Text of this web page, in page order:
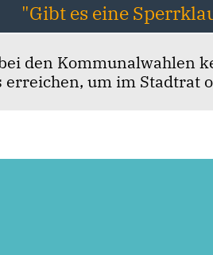
"Gibt es eine
den Kommunalwahlen
um im Stadtrat